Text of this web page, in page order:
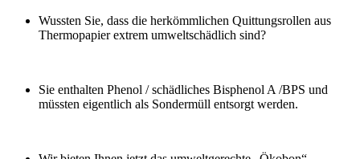
Wussten Sie, dass die herkömmlichen Quittungsrollen aus
Thermopapier extrem umweltschädlich sind?
Sie enthalten Phenol / schädliches Bisphenol A /BPS und
müssten eigentlich als Sondermüll entsorgt werden.